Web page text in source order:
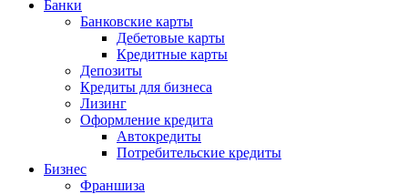
Банки
Банковские карты
Дебетовые карты
Кредитные карты
Депозиты
Кредиты для бизнеса
Лизинг
Оформление кредита
Автокредиты
Потребительские кредиты
Бизнес
Франшиза